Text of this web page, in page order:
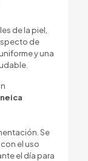
de la piel,
de
y una
Se
el uso
el día para